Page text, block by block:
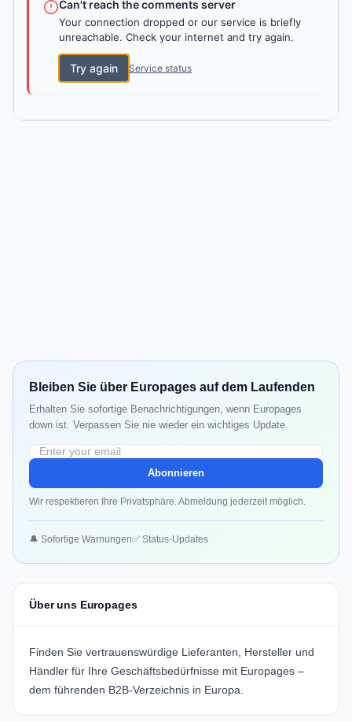
Can't reach the comments server
Your connection dropped or our service is briefly
unreachable. Check your internet and try again.
Try again Service status
Bleiben Sie über Europages auf dem Laufenden
Erhalten Sie sofortige Benachrichtigungen, wenn Europages
down ist. Verpassen Sie nie wieder ein wichtiges Update.
Abonnieren
Wir respektieren Ihre Privatsphäre. Abmeldung jederzeit möglich.
🔔 Sofortige Warnungen✅ Status-Updates
Über uns Europages
Finden Sie vertrauenswürdige Lieferanten, Hersteller und
Händler für Ihre Geschäftsbedürfnisse mit Europages –
dem führenden B2B-Verzeichnis in Europa.